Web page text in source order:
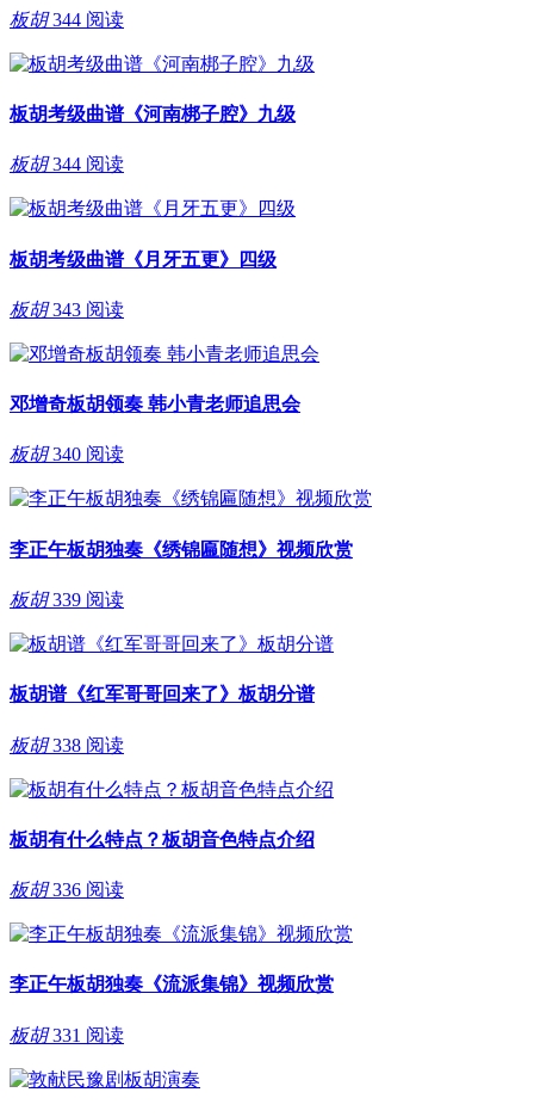
板胡 344 阅读
板胡考级曲谱《河南梆子腔》九级
板胡 344 阅读
板胡考级曲谱《月牙五更》四级
板胡 343 阅读
邓增奇板胡领奏 韩小青老师追思会
板胡 340 阅读
李正午板胡独奏《绣锦匾随想》视频欣赏
板胡 339 阅读
板胡谱《红军哥哥回来了》板胡分谱
板胡 338 阅读
板胡有什么特点？板胡音色特点介绍
板胡 336 阅读
李正午板胡独奏《流派集锦》视频欣赏
板胡 331 阅读